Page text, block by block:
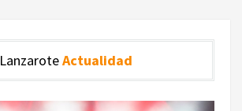
LanzaroteActualidad